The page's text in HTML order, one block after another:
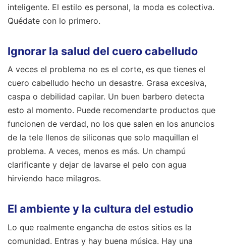
inteligente. El estilo es personal, la moda es colectiva.
Quédate con lo primero.
Ignorar la salud del cuero cabelludo
A veces el problema no es el corte, es que tienes el
cuero cabelludo hecho un desastre. Grasa excesiva,
caspa o debilidad capilar. Un buen barbero detecta
esto al momento. Puede recomendarte productos que
funcionen de verdad, no los que salen en los anuncios
de la tele llenos de siliconas que solo maquillan el
problema. A veces, menos es más. Un champú
clarificante y dejar de lavarse el pelo con agua
hirviendo hace milagros.
El ambiente y la cultura del estudio
Lo que realmente engancha de estos sitios es la
comunidad. Entras y hay buena música. Hay una